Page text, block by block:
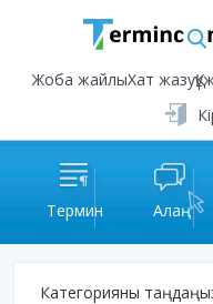
Жоба жайлыХат жазу
Термин Алаң
Категорияны